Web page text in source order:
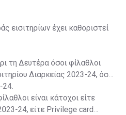
εισιτηρίων έχει καθοριστεί
τη Δευτέρα όσοι φίλαθλοι
Διαρκείας 2023-24, όσο
24.
είναι κάτοχοι είτε
24, είτε Privilege card